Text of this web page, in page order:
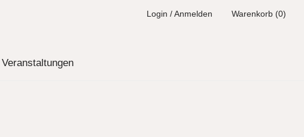
Login / Anmelden Warenkorb (0)
Veranstaltungen